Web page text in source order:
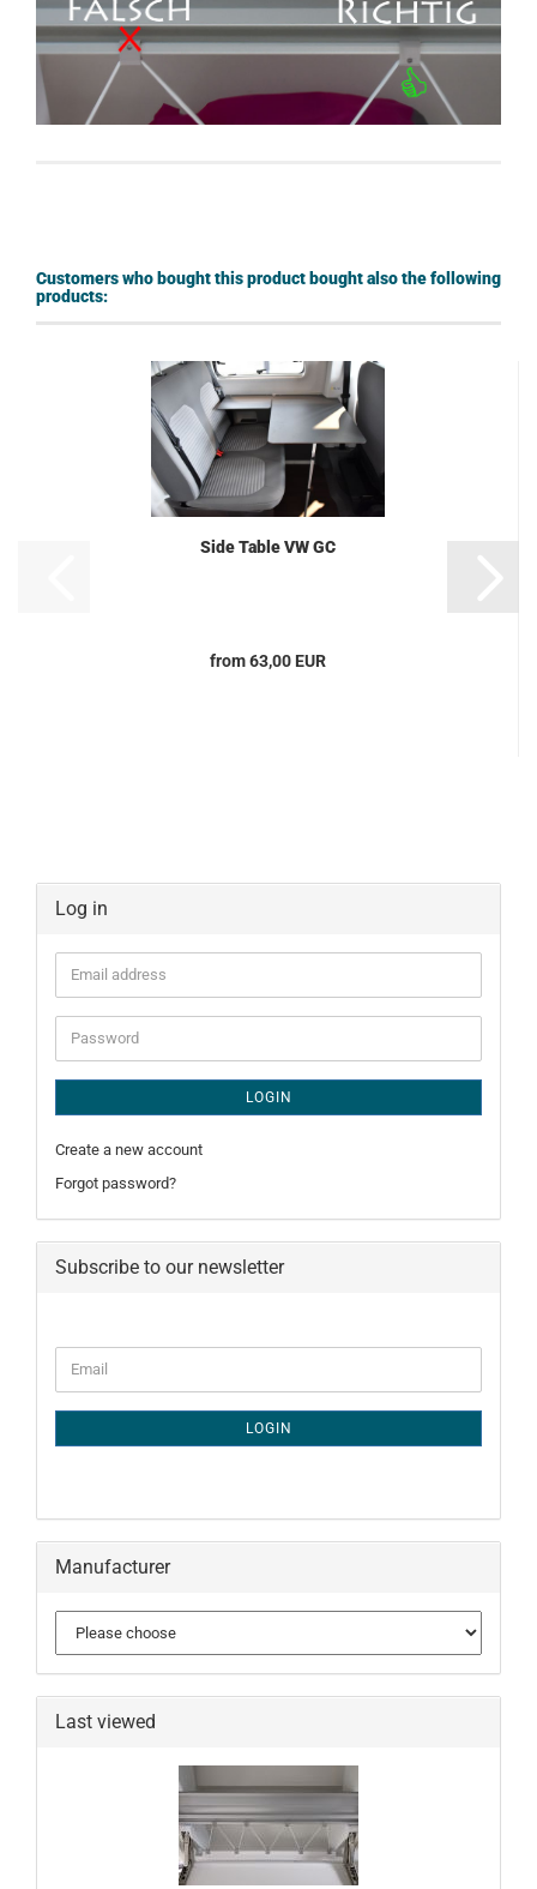
Customers who bought this product bought also the following
products:
Side Table VW GC
from 63,00 EUR
Log in
Email
address
Password
LOGIN
Create a new account
Forgot password?
Subscribe to our newsletter
TO
NEWSLETTER
PAGE
Email
LOGIN
Manufacturer
Last viewed